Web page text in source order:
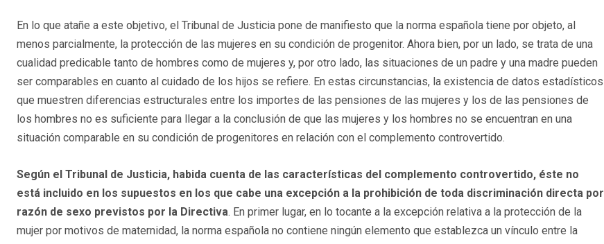
En lo que atañe a este objetivo, el Tribunal de Justicia pone de manifiesto que la norma española tiene por objeto, al
menos parcialmente, la protección de las mujeres en su condición de progenitor. Ahora bien, por un lado, se trata de una
cualidad predicable tanto de hombres como de mujeres y, por otro lado, las situaciones de un padre y una madre pueden
ser comparables en cuanto al cuidado de los hijos se refiere. En estas circunstancias, la existencia de datos estadísticos
que muestren diferencias estructurales entre los importes de las pensiones de las mujeres y los de las pensiones de
los hombres no es suficiente para llegar a la conclusión de que las mujeres y los hombres no se encuentran en una
situación comparable en su condición de progenitores en relación con el complemento controvertido.
Según el Tribunal de Justicia, habida cuenta de las características del complemento controvertido, éste no
está incluido en los supuestos en los que cabe una excepción a la prohibición de toda discriminación directa por
razón de sexo previstos por la Directiva. En primer lugar, en lo tocante a la excepción relativa a la protección de la
mujer por motivos de maternidad, la norma española no contiene ningún elemento que establezca un vínculo entre la